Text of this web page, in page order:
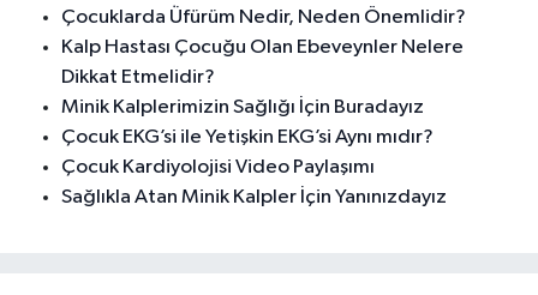
Çocuklarda Üfürüm Nedir, Neden Önemlidir?
Kalp Hastası Çocuğu Olan Ebeveynler Nelere
Dikkat Etmelidir?
Minik Kalplerimizin Sağlığı İçin Buradayız
Çocuk EKG’si ile Yetişkin EKG’si Aynı mıdır?
Çocuk Kardiyolojisi Video Paylaşımı
Sağlıkla Atan Minik Kalpler İçin Yanınızdayız